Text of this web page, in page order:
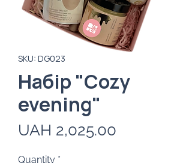
SKU: DG023
Набір "Cozy
evening"
UAH 2,025.00
Quantity *